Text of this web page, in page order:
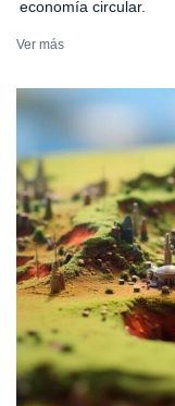
economía circular.
Ver más